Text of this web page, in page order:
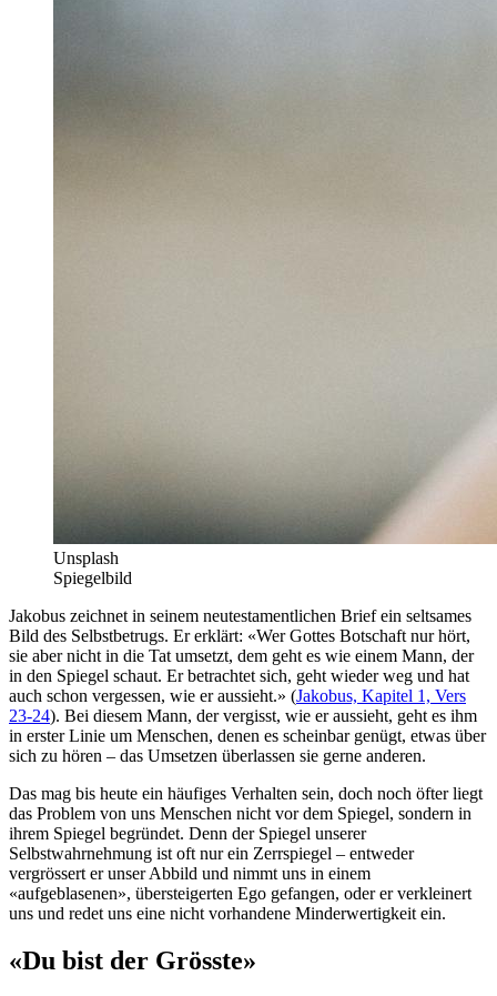
Unsplash
Spiegelbild
Jakobus zeichnet in seinem neutestamentlichen Brief ein seltsames
Bild des Selbstbetrugs. Er erklärt: «Wer Gottes Botschaft nur hört,
sie aber nicht in die Tat umsetzt, dem geht es wie einem Mann, der
in den Spiegel schaut. Er betrachtet sich, geht wieder weg und hat
auch schon vergessen, wie er aussieht.» (Jakobus, Kapitel 1, Vers
23-24). Bei diesem Mann, der vergisst, wie er aussieht, geht es ihm
in erster Linie um Menschen, denen es scheinbar genügt, etwas über
sich zu hören – das Umsetzen überlassen sie gerne anderen.
Das mag bis heute ein häufiges Verhalten sein, doch noch öfter liegt
das Problem von uns Menschen nicht vor dem Spiegel, sondern in
ihrem Spiegel begründet. Denn der Spiegel unserer
Selbstwahrnehmung ist oft nur ein Zerrspiegel – entweder
vergrössert er unser Abbild und nimmt uns in einem
«aufgeblasenen», übersteigerten Ego gefangen, oder er verkleinert
uns und redet uns eine nicht vorhandene Minderwertigkeit ein.
«Du bist der Grösste»